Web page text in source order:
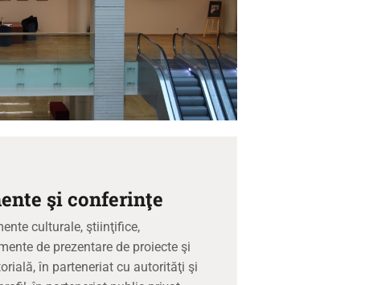
şi conferinţe
culturale, ştiinţifice,
de prezentare de proiecte şi
în parteneriat cu autorităţi şi